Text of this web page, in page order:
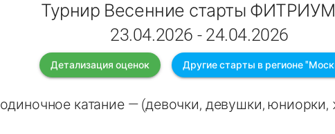
Турнир Весенние старты
23.04.2026 - 24.04.2026
Детализация оценок Другие старты в регионе
одиночное катание — (девочки, девушки,